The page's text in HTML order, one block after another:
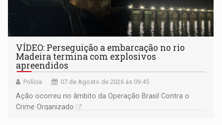
VÍDEO: Perseguição a embarcação no rio
Madeira termina com explosivos
apreendidos
Polícia 07 de Agosto de 2026 às 09:45
Ação ocorreu no âmbito da Operação Brasil Contra o
Crime Organizado